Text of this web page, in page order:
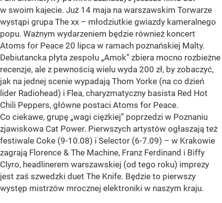
w swoim kajecie. Już 14 maja na warszawskim Torwarze
wystąpi grupa The xx – młodziutkie gwiazdy kameralnego
popu. Ważnym wydarzeniem będzie również koncert
Atoms for Peace 20 lipca w ramach poznańskiej Malty.
Debiutancka płyta zespołu „Amok” zbiera mocno rozbieżne
recenzje, ale z pewnością wielu wyda 200 zł, by zobaczyć,
jak na jednej scenie wypadają Thom Yorke (na co dzień
lider Radiohead) i Flea, charyzmatyczny basista Red Hot
Chili Peppers, główne postaci Atoms for Peace.
Co ciekawe, grupę „wagi ciężkiej” poprzedzi w Poznaniu
zjawiskowa Cat Power. Pierwszych artystów ogłaszają też
festiwale Coke (9-10.08) i Selector (6-7.09) – w Krakowie
zagrają Florence & The Machine, Franz Ferdinand i Biffy
Clyro, headlinerem warszawskiej (od tego roku) imprezy
jest zaś szwedzki duet The Knife. Będzie to pierwszy
występ mistrzów mrocznej elektroniki w naszym kraju.